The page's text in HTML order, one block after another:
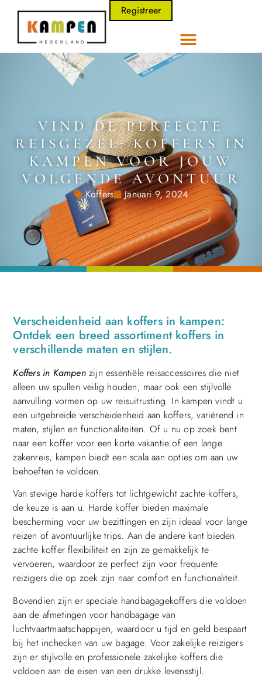
Registreer
VIND DE PERFECTE
REISGEZEL: KOFFERS IN
KAMPEN VOOR JOUW
VOLGENDE AVONTUUR
Koffers Januari 9, 2024
Verscheidenheid aan koffers in kampen:
Ontdek een breed assortiment koffers in
verschillende maten en stijlen.
Koffers in Kampenzijn essentiële reisaccessoires die niet
alleen uw spullen veilig houden, maar ook een stijlvolle
aanvulling vormen op uw reisuitrusting. In kampen vindt u
een uitgebreide verscheidenheid aan koffers, variërend in
maten, stijlen en functionaliteiten. Of u nu op zoek bent
naar een koffer voor een korte vakantie of een lange
zakenreis, kampen biedt een scala aan opties om aan uw
behoeften te voldoen.
Van stevige harde koffers tot lichtgewicht zachte koffers,
de keuze is aan u. Harde koffer bieden maximale
bescherming voor uw bezittingen en zijn ideaal voor lange
reizen of avontuurlijke trips. Aan de andere kant bieden
zachte koffer flexibiliteit en zijn ze gemakkelijk te
vervoeren, waardoor ze perfect zijn voor frequente
reizigers die op zoek zijn naar comfort en functionaliteit.
Bovendien zijn er speciale handbagagekoffers die voldoen
aan de afmetingen voor handbagage van
luchtvaartmaatschappijen, waardoor u tijd en geld bespaart
bij het inchecken van uw bagage. Voor zakelijke reizigers
zijn er stijlvolle en professionele zakelijke koffers die
voldoen aan de eisen van een drukke levensstijl.